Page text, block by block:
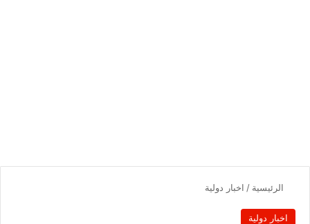
الرئيسية / اخبار دولية
اخبار دولية